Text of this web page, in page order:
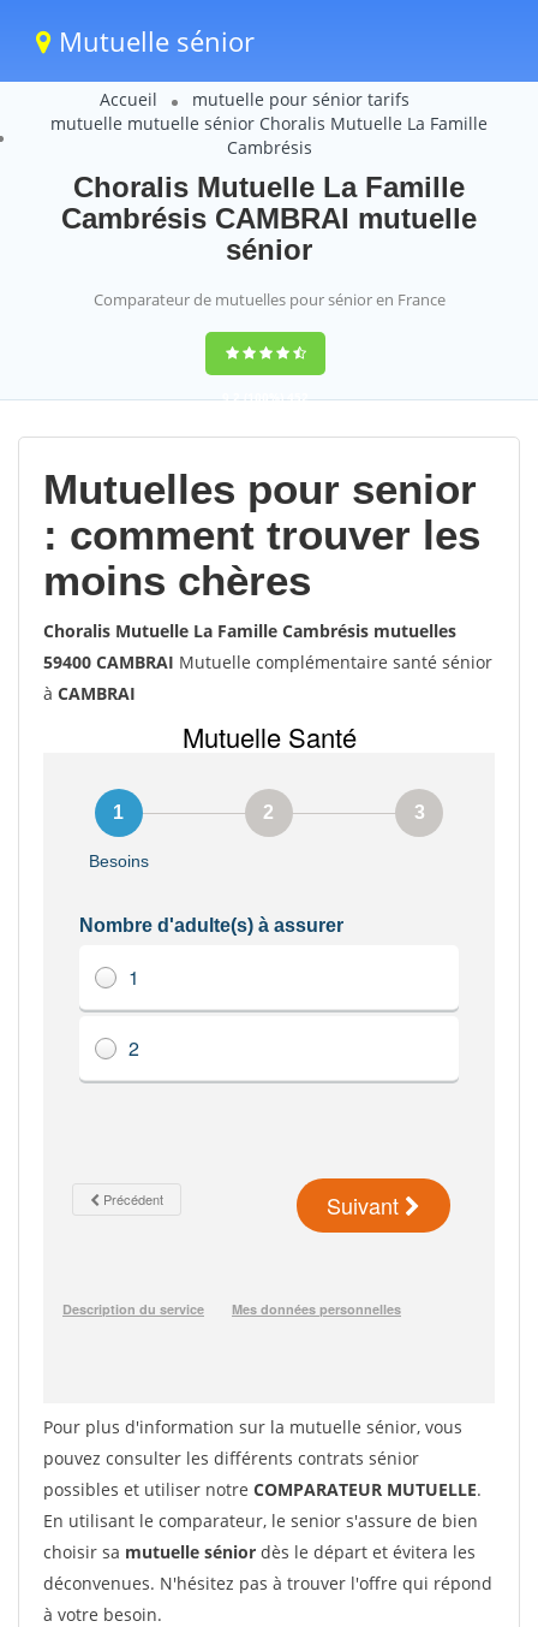
Mutuelle sénior
Accueil
mutuelle pour sénior tarifs
mutuelle mutuelle sénior Choralis Mutuelle La Famille
Cambrésis
Choralis Mutuelle La Famille
Cambrésis CAMBRAI mutuelle
sénior
Comparateur de mutuelles pour sénior en France
9,2(100%)452
votes
Mutuelles pour senior
: comment trouver les
moins chères
Choralis Mutuelle La Famille Cambrésis mutuelles
59400 CAMBRAI Mutuelle complémentaire santé sénior
à CAMBRAI
Pour plus d'information sur la mutuelle sénior, vous
pouvez consulter les différents contrats sénior
possibles et utiliser notre COMPARATEUR MUTUELLE.
En utilisant le comparateur, le senior s'assure de bien
choisir sa mutuelle sénior dès le départ et évitera les
déconvenues. N'hésitez pas à trouver l'offre qui répond
à votre besoin.